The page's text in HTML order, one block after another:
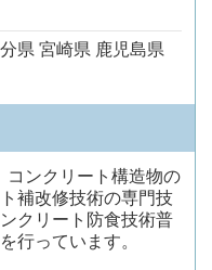
県宮崎県 鹿児島県
コンクリート構造物の
補改修技術の専門技
クリート防食技術普
行っています。